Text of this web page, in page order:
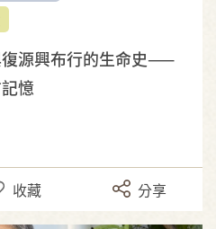
源興布行的生命史——
憶
收藏 分享